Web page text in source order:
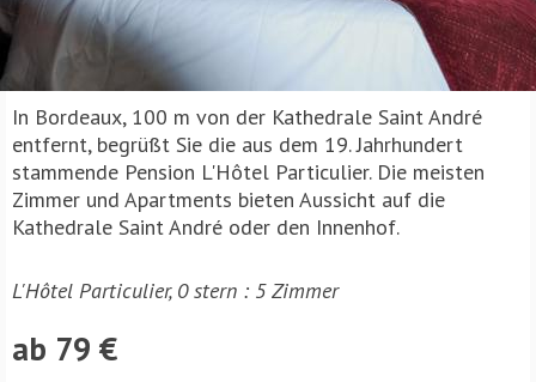
In Bordeaux, 100 m von der Kathedrale Saint André
entfernt, begrüßt Sie die aus dem 19. Jahrhundert
stammende Pension L'Hôtel Particulier. Die meisten
Zimmer und Apartments bieten Aussicht auf die
Kathedrale Saint André oder den Innenhof.
L'Hôtel Particulier, 0 stern : 5 Zimmer
ab 79 €